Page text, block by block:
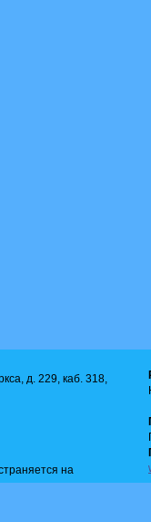
д. 229, каб. 318,
на